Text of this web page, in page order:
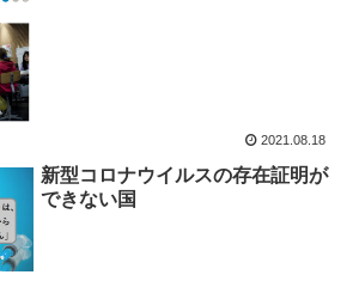
2021.08.18
新型コロナウイルスの存在証明が
できない国